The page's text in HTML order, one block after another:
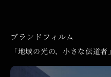
ブランドフィルム
「地域の光の、小さな伝道者」